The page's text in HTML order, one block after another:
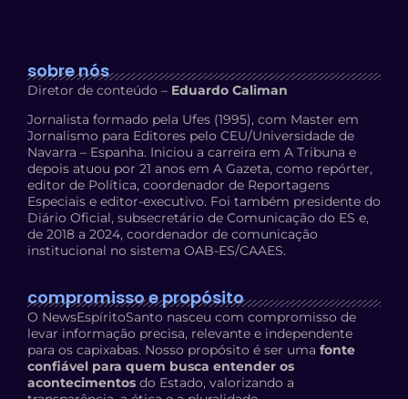
sobre nós
Diretor de conteúdo – Eduardo Caliman
Jornalista formado pela Ufes (1995), com Master em
Jornalismo para Editores pelo CEU/Universidade de
Navarra – Espanha. Iniciou a carreira em A Tribuna e
depois atuou por 21 anos em A Gazeta, como repórter,
editor de Política, coordenador de Reportagens
Especiais e editor-executivo. Foi também presidente do
Diário Oficial, subsecretário de Comunicação do ES e,
de 2018 a 2024, coordenador de comunicação
institucional no sistema OAB-ES/CAAES.
compromisso e propósito
O NewsEspíritoSanto nasceu com compromisso de
levar informação precisa, relevante e independente
para os capixabas. Nosso propósito é ser uma fonte
confiável para quem busca entender os
acontecimentos do Estado, valorizando a